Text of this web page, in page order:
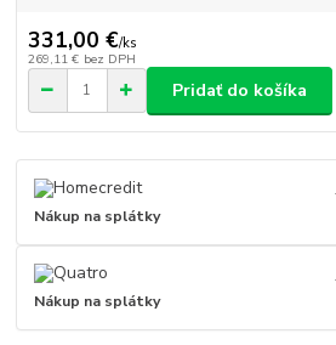
331,00 €/ks
269,11 € bez DPH
Pridať do košíka
Nákup na splátky
Nákup na splátky